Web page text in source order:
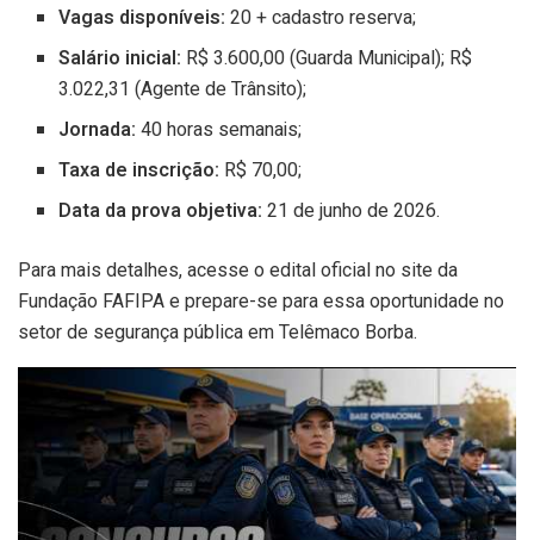
Vagas disponíveis: 20 + cadastro reserva;
Salário inicial: R$ 3.600,00 (Guarda Municipal); R$
3.022,31 (Agente de Trânsito);
Jornada: 40 horas semanais;
Taxa de inscrição: R$ 70,00;
Data da prova objetiva: 21 de junho de 2026.
Para mais detalhes, acesse o edital oficial no site da
Fundação FAFIPA e prepare-se para essa oportunidade no
setor de segurança pública em Telêmaco Borba.